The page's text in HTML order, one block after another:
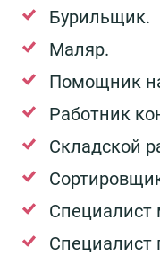
Бурильщик.
Маляр.
Помощник
Работник
Складской
Специалист
Специалист